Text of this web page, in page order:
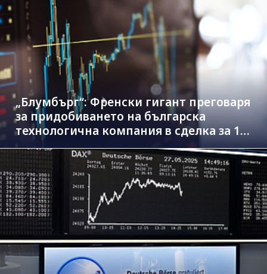
„Блумбърг“: Френски гигант преговаря
за придобиването на българска
технологична компания в сделка за 1.3
млрд. евро